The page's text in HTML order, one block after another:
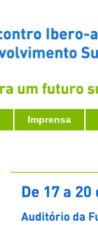
Imprensa